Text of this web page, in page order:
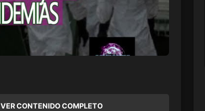
VER CONTENIDO COMPLETO